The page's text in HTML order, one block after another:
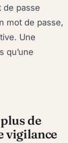
de passe
mot de passe,
Une
qu’une
de
vigilance